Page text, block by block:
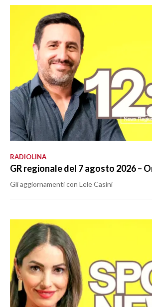
RADIOLINA
GR regionale del 7 agosto 2026 –
Gli aggiornamenti con Lele Casini